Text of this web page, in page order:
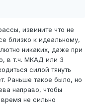
извините что не
близко к идеальному,
никаких, даже при
в т.ч. МКАД или 3
силой тянуть
Раньше такое было, но
направо, чтобы
не сильно